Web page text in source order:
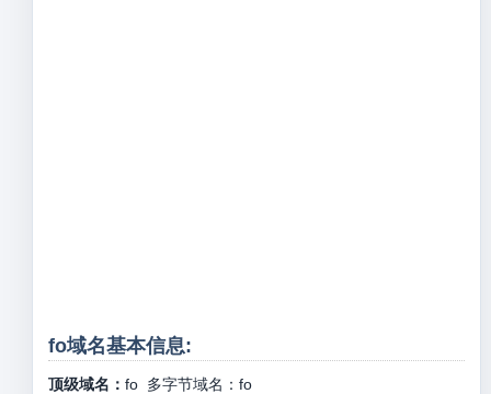
fo域名基本信息:
顶级域名： fo多字节域名： fo